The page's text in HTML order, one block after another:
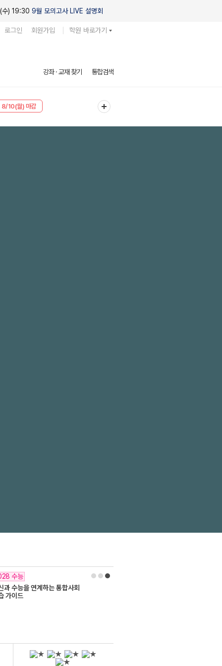
) 19:30 9월 모의고사 LIVE 설명회
로그인 회원가입 학원 바로가기
강좌 · 교재 찾기 통합검색
10(월) 마감
수능
과 수능을 연계하는 통합사회
가이드